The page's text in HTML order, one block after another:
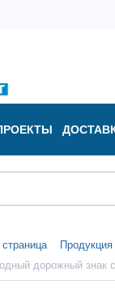
страница Продукция
дорожный знак